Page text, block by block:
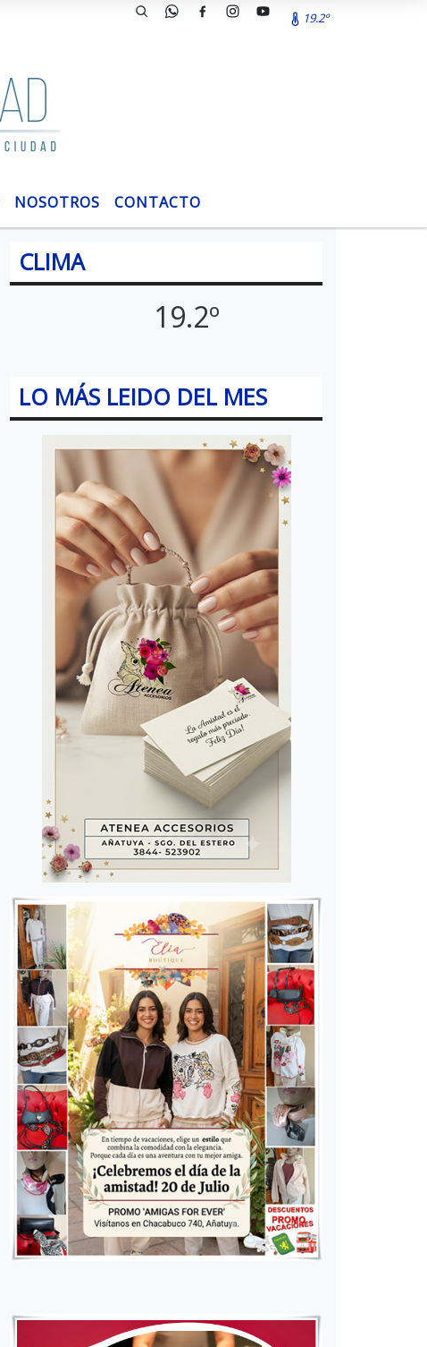
19.2º
NOSOTROS CONTACTO
CLIMA
19.2º
LO MÁS LEIDO DEL MES